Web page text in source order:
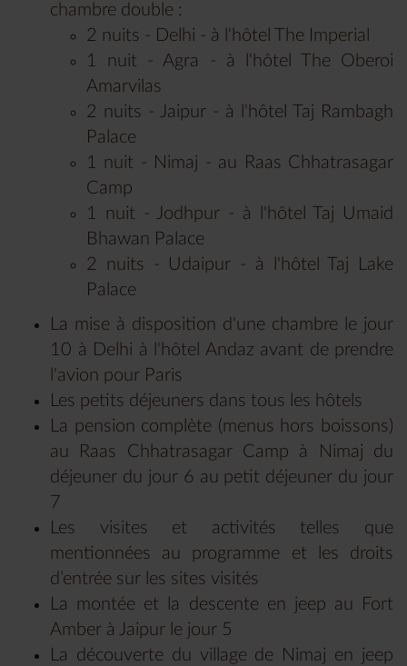
chambre double :
2 nuits - Delhi - à l'hôtel The Imperial
1 nuit - Agra - à l'hôtel The Oberoi
Amarvilas
2 nuits - Jaipur - à l'hôtel Taj Rambagh
Palace
1 nuit - Nimaj - au Raas Chhatrasagar
Camp
1 nuit - Jodhpur - à l'hôtel Taj Umaid
Bhawan Palace
2 nuits - Udaipur - à l'hôtel Taj Lake
Palace
La mise à disposition d'une chambre le jour
10 à Delhi à l'hôtel Andaz avant de prendre
l'avion pour Paris
Les petits déjeuners dans tous les hôtels
La pension complète (menus hors boissons)
au Raas Chhatrasagar Camp à Nimaj du
déjeuner du jour 6 au petit déjeuner du jour
7
Les visites et activités telles que
mentionnées au programme et les droits
d’entrée sur les sites visités
La montée et la descente en jeep au Fort
Amber à Jaipur le jour 5
La découverte du village de Nimaj en jeep